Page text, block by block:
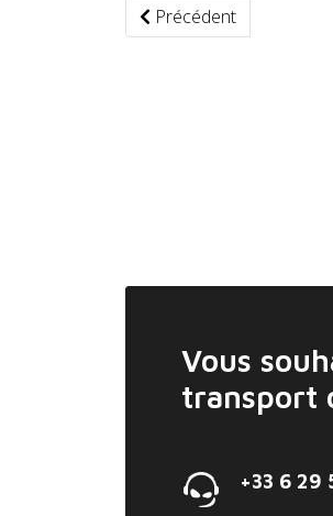
Article précédent : Les
Précédent
Vous
transport
+33 6 29